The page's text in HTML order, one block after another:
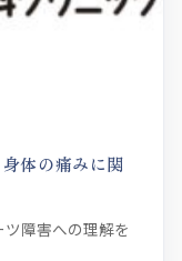
体の痛みに関
障害への理解を